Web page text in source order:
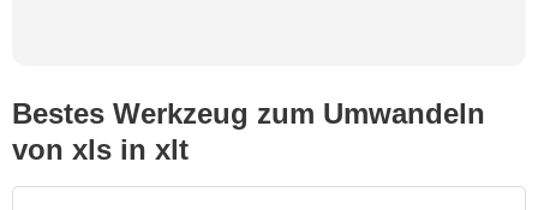
Bestes Werkzeug zum Umwandeln
von xls in xlt